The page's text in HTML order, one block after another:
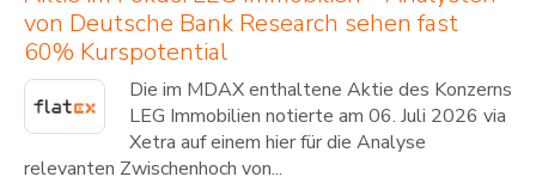
von Deutsche Bank Research sehen fast
60% Kurspotential
Die im MDAX enthaltene Aktie des Konzerns
LEG Immobilien notierte am 06. Juli 2026 via
Xetra auf einem hier für die Analyse
relevanten Zwischenhoch von...